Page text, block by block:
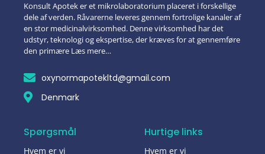
Konsult Apotek er et mikrolaboratorium placeret i forskellige
dele af verden. Råvarerne leveres gennem fortrolige kanaler af
en stor medicinalvirksomhed. Denne virksomhed har det
udstyr, teknologi og ekspertise, der kræves for at gennemføre
den primære Læs mere…
oxynormapotekltd@gmail.com
Denmark
Spørgsmål
Hvem er vi
Hurtige links
Hvem er vi